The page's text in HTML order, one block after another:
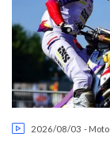
2026/08/03 -